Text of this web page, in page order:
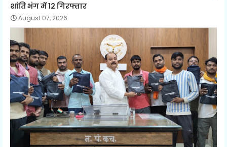
शांति भंग में 12 गिरफ्तार
August 07, 2026